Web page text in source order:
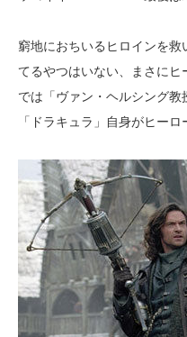
窮地におちいるヒロインを
てるやつはいない、まさに
では「ヴァン・ヘルシング
「ドラキュラ」自身がヒーロ